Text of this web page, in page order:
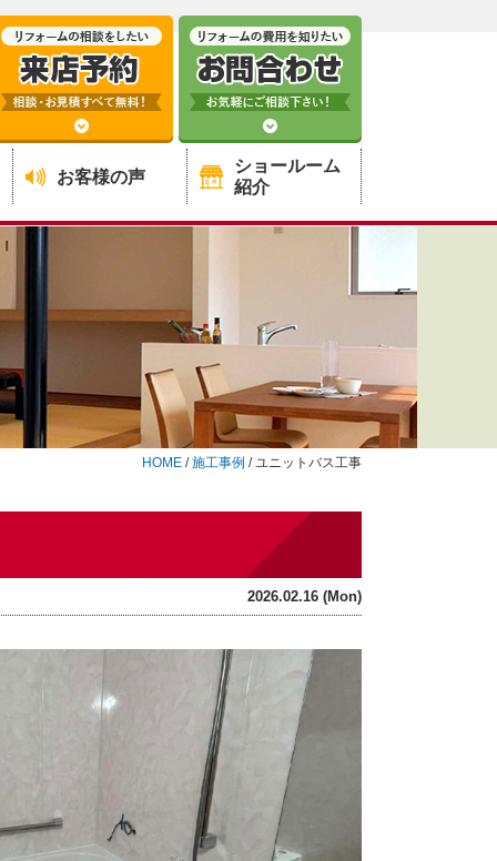
お客様の声
ショールーム
紹介
HOME /施工事例 /ユニットバス工事
2026.02.16 (Mon)